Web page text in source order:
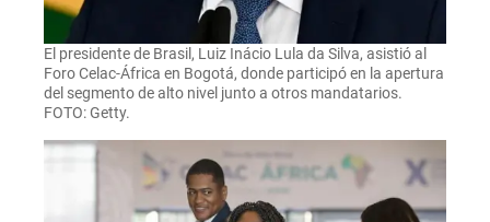
El presidente de Brasil, Luiz Inácio Lula da Silva, asistió al
Foro Celac-África en Bogotá, donde participó en la apertura
del segmento de alto nivel junto a otros mandatarios.
FOTO: Getty.